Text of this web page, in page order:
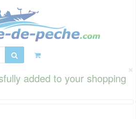
×
added to your shopping